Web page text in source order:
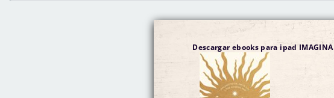
Descargar ebooks para ipad IMAGINA